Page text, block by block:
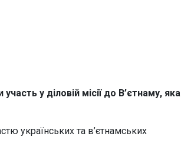
у діловій місії до В’єтнаму, яка
українських та в’єтнамських